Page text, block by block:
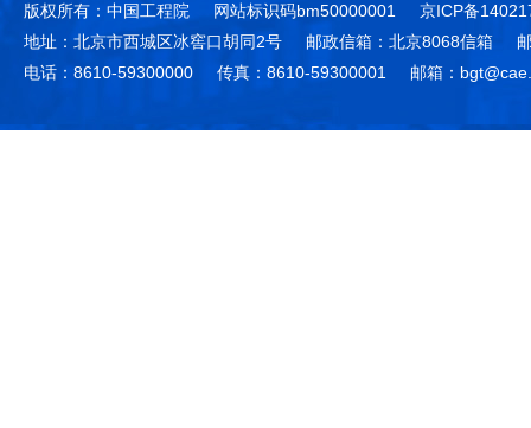
版权所有：中国工程院 网站标识码bm50000001
京ICP备
地址：北京市西城区冰窖口胡同2号
邮政信箱：北京8068信箱
电话：8610-59300000
传真：8610-59300001 邮箱：